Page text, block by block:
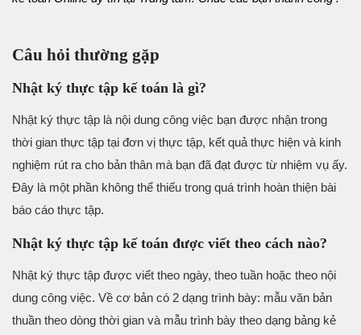
Câu hỏi thường gặp
Nhật ký thực tập kế toán là gì?
Nhật ký thực tập là nội dung công việc bạn được nhận trong
thời gian thực tập tại đơn vị thực tập, kết quả thực hiện và kinh
nghiệm rút ra cho bản thân mà bạn đã đạt được từ nhiệm vụ ấy.
Đây là một phần không thể thiếu trong quá trình hoàn thiện bài
báo cáo thực tập.
Nhật ký thực tập kế toán được viết theo cách nào?
Nhật ký thực tập được viết theo ngày, theo tuần hoặc theo nội
dung công việc. Về cơ bản có 2 dạng trình bày: mẫu văn bản
thuần theo dòng thời gian và mẫu trình bày theo dạng bảng kẻ